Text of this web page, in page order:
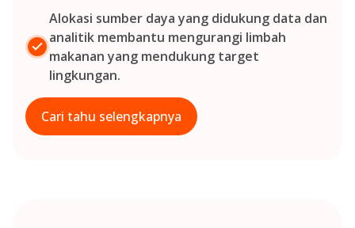
Alokasi sumber daya yang didukung data dan
analitik membantu mengurangi limbah
makanan yang mendukung target
lingkungan.
Cari tahu selengkapnya